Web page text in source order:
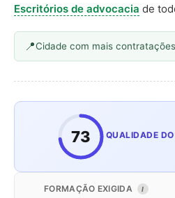
Escritórios de advocacia de
Cidade com mais
73 QUALIDADE
FORMAÇÃO EXIGIDA I